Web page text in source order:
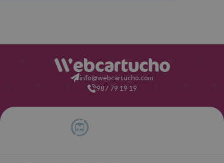
info@webcartucho.com
987 79 19 19